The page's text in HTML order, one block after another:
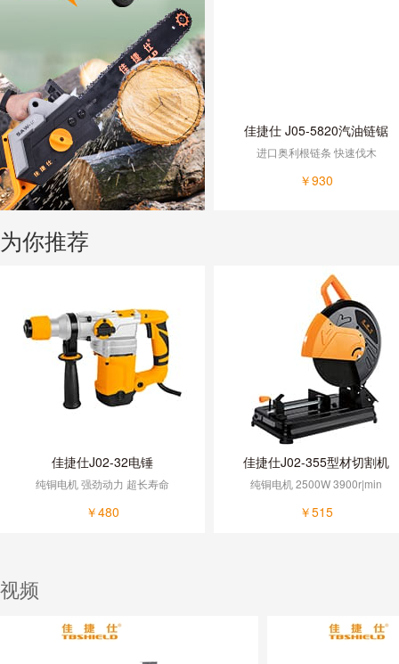
佳捷仕 J05-5820汽油链锯
进口奥利根链条 快速伐木
￥930
为你推荐
佳捷仕J02-32电锤
纯铜电机 强劲动力 超长寿命
￥480
佳捷仕J02-355型材切割机
纯铜电机 2500W 3900r|min
￥515
视频